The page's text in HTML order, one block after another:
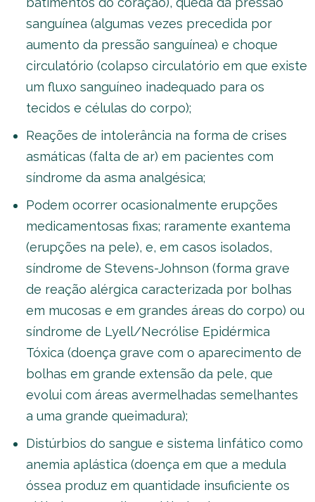
sanguínea (algumas vezes precedida por
aumento da pressão sanguínea) e choque
circulatório (colapso circulatório em que existe
um fluxo sanguíneo inadequado para os
tecidos e células do corpo);
Reações de intolerância na forma de crises
asmáticas (falta de ar) em pacientes com
síndrome da asma analgésica;
Podem ocorrer ocasionalmente erupções
medicamentosas fixas; raramente exantema
(erupções na pele), e, em casos isolados,
síndrome de Stevens-Johnson (forma grave
de reação alérgica caracterizada por bolhas
em mucosas e em grandes áreas do corpo) ou
síndrome de Lyell/Necrólise Epidérmica
Tóxica (doença grave com o aparecimento de
bolhas em grande extensão da pele, que
evolui com áreas avermelhadas semelhantes
a uma grande queimadura);
Distúrbios do sangue e sistema linfático como
anemia aplástica (doença em que a medula
óssea produz em quantidade insuficiente os